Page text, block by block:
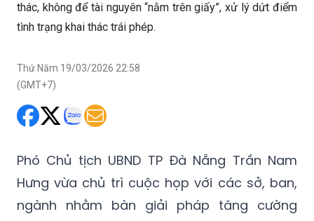
thác, không để tài nguyên “nằm trên giấy”, xử lý dứt điểm
tình trạng khai thác trái phép.
Thứ Năm 19/03/2026 22:58
(GMT+7)
Phó Chủ tịch UBND TP Đà Nẵng Trần Nam
Hưng vừa chủ trì cuộc họp với các sở, ban,
ngành nhằm bàn giải pháp tăng cường